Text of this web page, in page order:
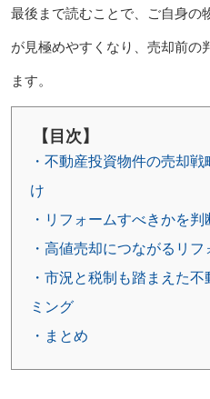
最後まで読むことで、ご自身の
が見極めやすくなり、売却前の
ます。
【目次】
・不動産投資物件の売却
け
・リフォームすべきかを
・高値売却につながるリ
・市況と税制も踏まえた
ミング
・まとめ